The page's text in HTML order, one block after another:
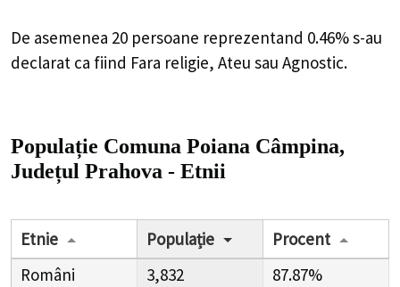
De asemenea 20 persoane reprezentand 0.46% s-au
declarat ca fiind Fara religie, Ateu sau Agnostic.
Populație Comuna Poiana Câmpina,
Județul Prahova - Etnii
Etnie Populație
Procent
Români
3,832
87.87%